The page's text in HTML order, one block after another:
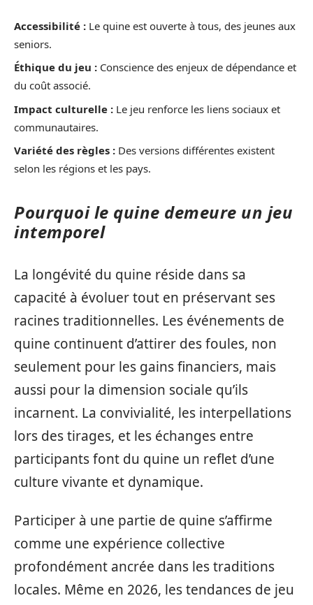
Accessibilité : Le quine est ouverte à tous, des jeunes aux
seniors.
Éthique du jeu : Conscience des enjeux de dépendance et
du coût associé.
Impact culturelle : Le jeu renforce les liens sociaux et
communautaires.
Variété des règles : Des versions différentes existent
selon les régions et les pays.
Pourquoi le quine demeure un jeu
intemporel
La longévité du quine réside dans sa
capacité à évoluer tout en préservant ses
racines traditionnelles. Les événements de
quine continuent d’attirer des foules, non
seulement pour les gains financiers, mais
aussi pour la dimension sociale qu’ils
incarnent. La convivialité, les interpellations
lors des tirages, et les échanges entre
participants font du quine un reflet d’une
culture vivante et dynamique.
Participer à une partie de quine s’affirme
comme une expérience collective
profondément ancrée dans les traditions
locales. Même en 2026, les tendances de jeu